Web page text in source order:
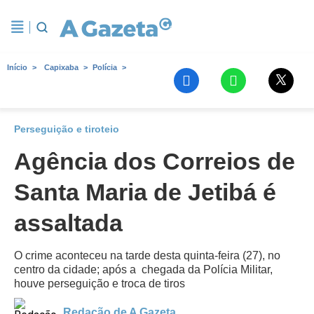
Início Capixaba Polícia
Perseguição e tiroteio
Agência dos Correios de
Santa Maria de Jetibá é
assaltada
O crime aconteceu na tarde desta quinta-feira (27), no
centro da cidade; após a chegada da Polícia Militar,
houve perseguição e troca de tiros